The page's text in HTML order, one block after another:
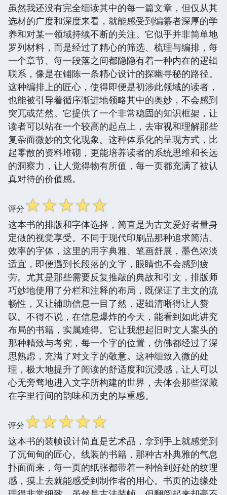
虽然我还没有完全细读其中的每一篇文章，但仅从其
选材的广度和深度来看，就能感受到编纂者深厚的学
养和对某一领域持续不断的关注。它似乎并非简单地
罗列材料，而是经过了精心的筛选、梳理与编排，每
一个章节、每一段落之间都隐隐有着一种内在的逻辑
联系，像是在铺陈一条精心设计的探幽寻秘的路径。
这种编排上的匠心，使得即便是初涉此领域的读者，
也能被引导着循序渐进地领略其中的奥妙，不会感到
突兀或茫然。它提供了一个非常稳固的知识框架，让
读者可以站在一个较高的起点上，去审视和理解那些
复杂而微妙的文化现象。这种体系化的呈现方式，比
起零散的资料堆砌，更能培养读者的系统思维和长远
的洞察力，让人觉得物有所值，每一页都充满了被认
真对待的价值感。
评分☆☆☆☆☆
这本书的排版和字体选择，简直是为古文爱好者量身
定做的视觉享受。不同于现代印刷品那种追求简洁、
效率的字体，这里的用字典雅、笔画舒展，墨色浓淡
适宜，即便遇到长段落的文字，眼睛也不会感到疲
劳。尤其是那些需要反复推敲的典故和引文，排版师
巧妙地使用了分栏和注释的布局，既保证了主文的流
畅性，又让辅助信息一目了然，逻辑清晰得让人赞
叹。不得不说，在信息爆炸的今天，能看到如此讲究
布局的书籍，实属难得。它让我想起旧时文人案头的
那种精致与考究，每一个字的位置，仿佛都经过了深
思熟虑，充满了对文字的敬意。这种细致入微的处
理，极大地提升了阅读的舒适度和沉浸感，让人可以
心无旁骛地进入文字所构建的世界，去体会那些深藏
在字里行间的韵味和历史的厚重感。
评分☆☆☆☆☆
这本书的装帧设计简直是艺术品，拿到手上就感觉到
了沉甸甸的匠心。线装的书籍，那种古朴典雅的气息
扑面而来，每一页的纸张都带着一种恰到好处的纹理
感，摸上去就能感受到制作者的用心。书页的边缘处